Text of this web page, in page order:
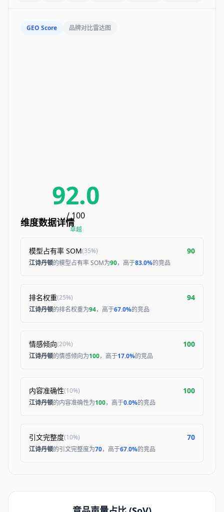
GEO Score 品牌对比雷达图
92.0
/ 100
卓越
维度数据详情
模型占有率 SOM(35%) 90
江诗丹顿的模型占有率 SOM为90，高于83.0%的竞品
排名权重(25%) 94
江诗丹顿的排名权重为94，高于67.0%的竞品
情感倾向(20%) 100
江诗丹顿的情感倾向为100，高于17.0%的竞品
内容准确性(10%) 100
江诗丹顿的内容准确性为100，高于0.0%的竞品
引文完整度(10%) 70
江诗丹顿的引文完整度为70，高于67.0%的竞品